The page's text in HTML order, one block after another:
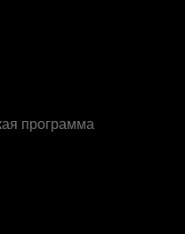
программа